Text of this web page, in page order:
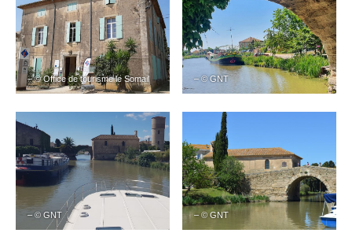
– © Office de tourisme le Somail – © GNT
– © GNT – © GNT